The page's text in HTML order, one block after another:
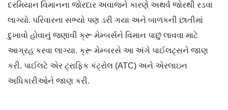
દરમિયાન વિમાનના જોરદાર અવાજને કારણે અથર્વ જોરથી રડવા
લાગ્યો. પરિવારના સભ્યો પણ ડરી ગયા અને બાળકની છાતીમાં
દુખાવો હોવાનું જણાવી ક્રૂ મેમ્બર્સને વિમાન પાછું લાવવા માટે
આગ્રહ કરવા લાગ્યા. ક્રૂ મેમ્બરસે આ અંગે પાઈલટ્સને જાણ
કરી. પાઈલટે એર ટ્રાફિક કંટ્રોલ (ATC) અને એરલાઇન
અધિકારીઓને જાણ કરી.